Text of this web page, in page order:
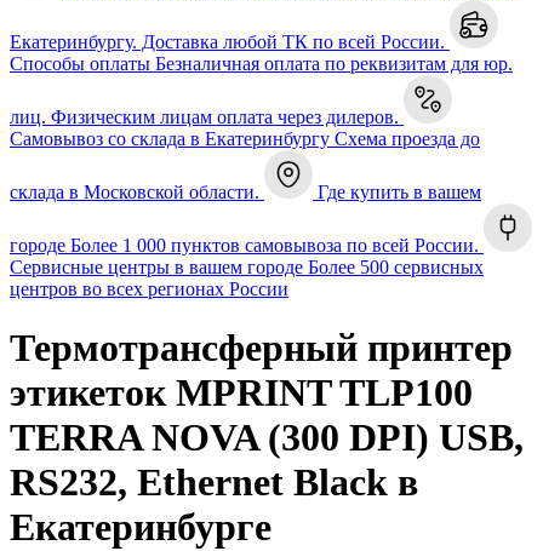
Екатеринбургу. Доставка любой ТК по всей России.
Способы оплаты Безналичная оплата по реквизитам для юр.
лиц. Физическим лицам оплата через дилеров.
Самовывоз со склада в Екатеринбургу Схема проезда до
склада в Московской области. Где купить в вашем
городе Более 1 000 пунктов самовывоза по всей России.
Сервисные центры в вашем городе Более 500 сервисных
центров во всех регионах России
Термотрансферный принтер
этикеток MPRINT TLP100
TERRA NOVA (300 DPI) USB,
RS232, Ethernet Black в
Екатеринбурге